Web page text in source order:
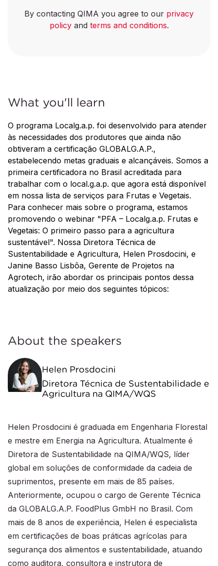
By contacting QIMA you agree to our privacy
policyand terms and conditions.
What you'll learn
O programa Localg.a.p. foi desenvolvido para atender
às necessidades dos produtores que ainda não
obtiveram a certificação GLOBALG.A.P.,
estabelecendo metas graduais e alcançáveis. Somos a
primeira certificadora no Brasil acreditada para
trabalhar com o local.g.a.p. que agora está disponível
em nossa lista de serviços para Frutas e Vegetais.
Para conhecer mais sobre o programa, estamos
promovendo o webinar "PFA – Localg.a.p. Frutas e
Vegetais: O primeiro passo para a agricultura
sustentável". Nossa Diretora Técnica de
Sustentabilidade e Agricultura, Helen Prosdocini, e
Janine Basso Lisbôa, Gerente de Projetos na
Agrotech, irão abordar os principais pontos dessa
atualização por meio dos seguintes tópicos:
About the speakers
Helen Prosdocini
Diretora Técnica de Sustentabilidade e
Agricultura na QIMA/WQS
Helen Prosdocini é graduada em Engenharia Florestal
e mestre em Energia na Agricultura. Atualmente é
Diretora de Sustentabilidade na QIMA/WQS, líder
global em soluções de conformidade da cadeia de
suprimentos, presente em mais de 85 países.
Anteriormente, ocupou o cargo de Gerente Técnica
da GLOBALG.A.P. FoodPlus GmbH no Brasil. Com
mais de 8 anos de experiência, Helen é especialista
em certificações de boas práticas agrícolas para
segurança dos alimentos e sustentabilidade, atuando
como auditora, consultora e instrutora de